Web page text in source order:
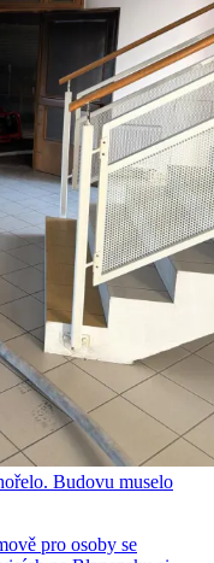
Budovu muselo
pro osoby se